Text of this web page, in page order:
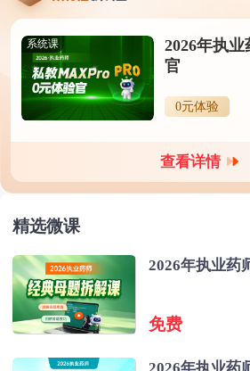
系统课
2026年执
官
0元体验
查看详情
精选微课
2026年执业药
免费